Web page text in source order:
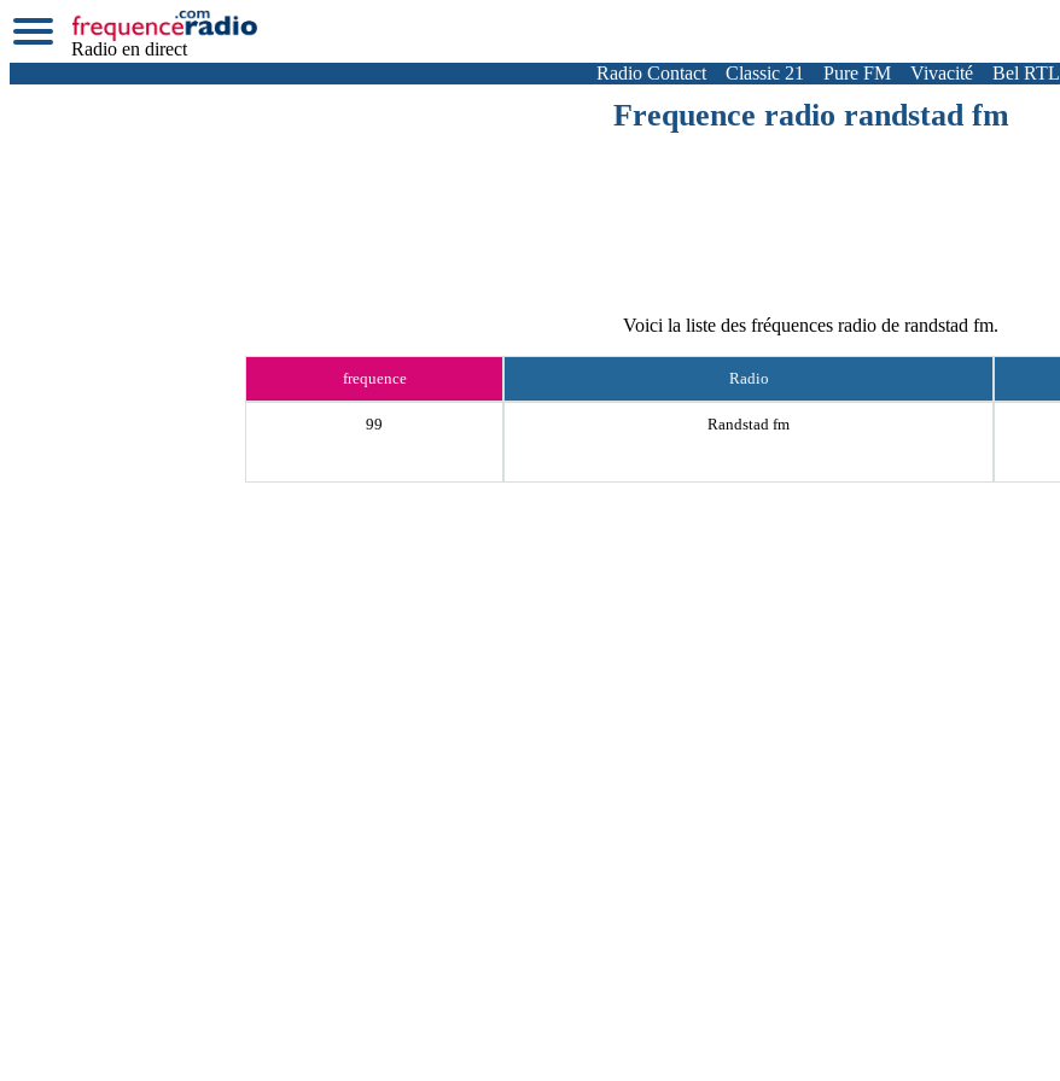
Radio en direct
Radio Contact Classic 21 Pure FM Vivacité Bel RTL
Frequence radio randstad fm
Voici la liste des fréquences radio de randstad fm.
frequence Radio
99 Randstad fm